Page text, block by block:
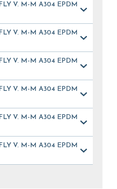
V. M-M A304 EPDM
V. M-M A304 EPDM
V. M-M A304 EPDM
V. M-M A304 EPDM
V. M-M A304 EPDM
V. M-M A304 EPDM